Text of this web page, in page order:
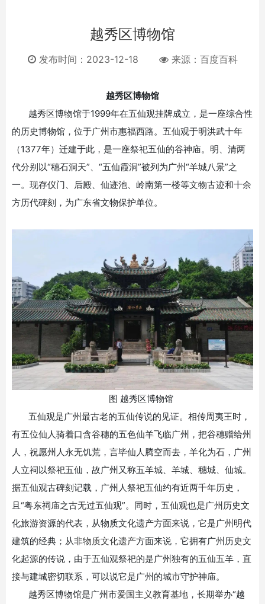
越秀区博物馆
发布时间：2023-12-18 来源： 百度百科
越秀区博物馆
越秀区博物馆于1999年在五仙观挂牌成立，是一座综合性
的历史博物馆，位于广州市惠福西路。五仙观于明洪武十年
（1377年）迁建于此，是一座祭祀五仙的谷神庙。明、清两
代分别以“穗石洞天”、“五仙霞洞”被列为广州“羊城八景”之
一。现存仪门、后殿、仙迹池、岭南第一楼等文物古迹和十余
方历代碑刻，为广东省文物保护单位。
图 越秀区博物馆
五仙观是广州最古老的五仙传说的见证。相传周夷王时，
有五位仙人骑着口含谷穗的五色仙羊飞临广州，把谷穗赠给州
人，祝愿州人永无饥荒，言毕仙人腾空而去，羊化为石，广州
人立祠以祭祀五仙，故广州又称五羊城、羊城、穗城、仙城。
据五仙观古碑刻记载，广州人祭祀五仙约有近两千年历史，
且“粤东祠庙之古无过五仙观”。同时，五仙观也是广州历史文
化旅游资源的代表，从物质文化遗产方面来说，它是广州明代
建筑的经典；从非物质文化遗产方面来说，它拥有广州历史文
化起源的传说，由于五仙观祭祀的是广州独有的五仙五羊，直
接与建城密切联系，可以说它是广州的城市守护神庙。
越秀区博物馆是广州市爱国主义教育基地 ，长期举办“越